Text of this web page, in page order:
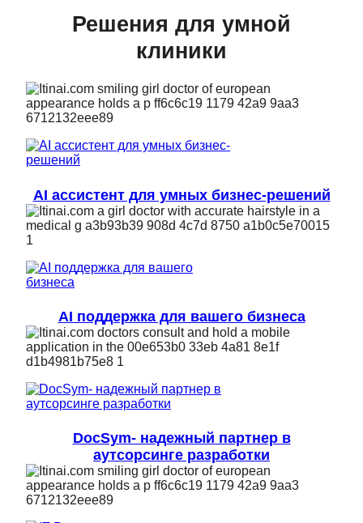
Решения для умной
клиники
AI ассистент для умных бизнес-решений
AI поддержка для вашего бизнеса
DocSym- надежный партнер в
аутсорсинге разработки